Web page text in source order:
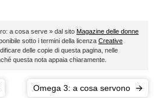
a cosa serve » dal sito Magazine delle donne
sotto i termini della licenza Creative
delle copie di questa pagina, nelle
questa nota appaia chiaramente.
Omega 3: a cosa servono